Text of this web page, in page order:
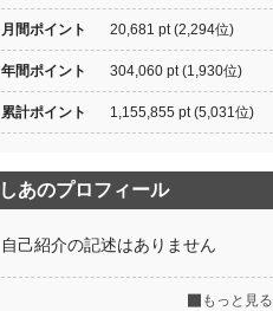
月間ポイント 20,681 pt (2,294位)
年間ポイント 304,060 pt (1,930位)
累計ポイント 1,155,855 pt (5,031位)
しあのプロフィール
自己紹介の記述はありません
もっと見る